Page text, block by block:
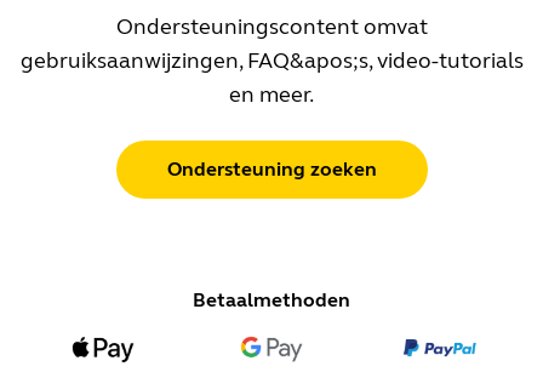
Ondersteuningscontent omvat
gebruiksaanwijzingen, FAQ&apos;s, video-tutorials
en meer.
Ondersteuning zoeken
Betaalmethoden